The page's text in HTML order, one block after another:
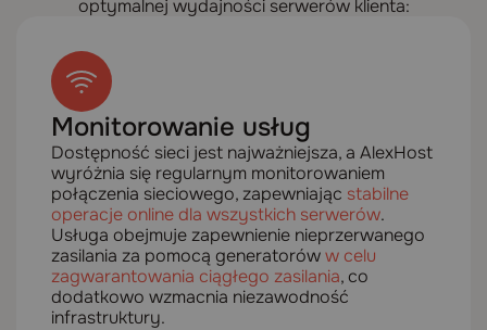
optymalnej wydajności serwerów klienta:
Monitorowanie usług
Dostępność sieci jest najważniejsza, a AlexHost
wyróżnia się regularnym monitorowaniem
połączenia sieciowego, zapewniając stabilne
operacje online dla wszystkich serwerów.
Usługa obejmuje zapewnienie nieprzerwanego
zasilania za pomocą generatoróww celu
zagwarantowania ciągłego zasilania, co
dodatkowo wzmacnia niezawodność
infrastruktury.